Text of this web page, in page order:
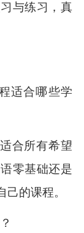
与练习，真
适合哪些学
合所有希望
零基础还是
的课程。